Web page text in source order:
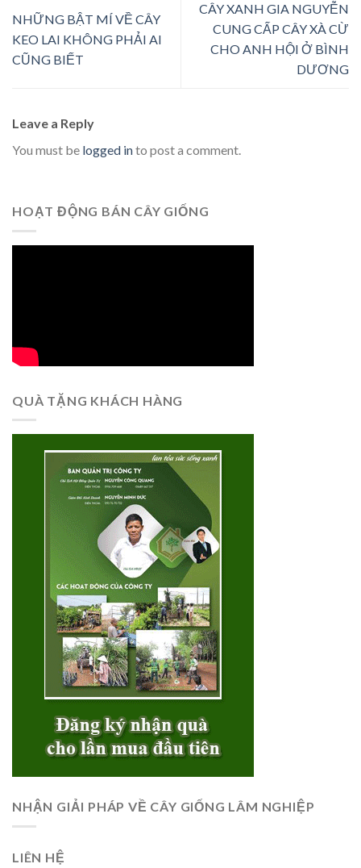
NHỮNG BẬT MÍ VỀ CÂY
KEO LAI KHÔNG PHẢI AI
CŨNG BIẾT
CÂY XANH GIA NGUYỄN
CUNG CẤP CÂY XÀ CỪ
CHO ANH HỘI Ở BÌNH
DƯƠNG
Leave a Reply
You must be logged into post a comment.
HOẠT ĐỘNG BÁN CÂY GIỐNG
QUÀ TẶNG KHÁCH HÀNG
NHẬN GIẢI PHÁP VỀ CÂY GIỐNG LÂM NGHIỆP
LIÊN HỆ